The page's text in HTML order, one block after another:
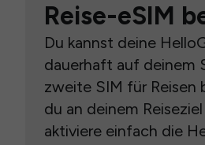
Reise-eSIM
Du kannst deine
dauerhaft auf deinem
zweite SIM für Reisen
du an deinem
aktiviere einfach die